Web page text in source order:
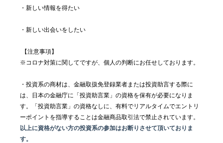
・新しい情報を得たい
・新しい出会いをしたい
【注意事項】
※コロナ対策に関してですが、個人の判断にお任せしております。
・投資系の商材は、金融取扱免登録業者または投資助言する際に
は、日本の金融庁に「投資助言業」の資格を保有が必要になりま
す。「投資助言業」の資格なしに、有料でリアルタイムでエントリ
ーポイントを指導することは金融商品取引法で禁止されています。
以上に資格がない方の投資系の参加はお断りさせて頂いておりま
す。